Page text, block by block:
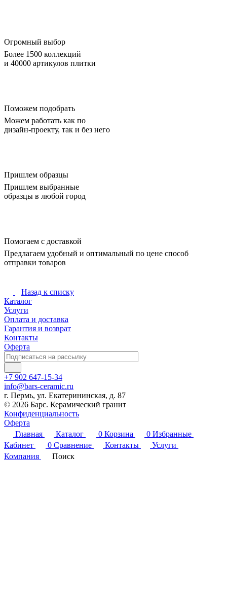
Огромный выбор
Более 1500 коллекций
и 40000 артикулов плитки
Поможем подобрать
Можем работать как по
дизайн-проекту, так и без него
Пришлем образцы
Пришлем выбранные
образцы в любой город
Помогаем с доставкой
Предлагаем удобный и оптимальный по цене способ
отправки товаров
Назад к списку
Каталог
Услуги
Оплата и доставка
Гарантия и возврат
Контакты
Оферта
+7 902 647-15-34
info@bars-ceramic.ru
г. Пермь, ул. Екатерининская, д. 87
© 2026 Барс. Керамический гранит
Конфиденциальность
Оферта
Главная
Каталог 0 Корзина 0 Избранные
Кабинет
0 Сравнение Контакты
Услуги
Компания
Поиск